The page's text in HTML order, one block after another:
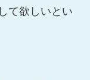
て欲しいとい